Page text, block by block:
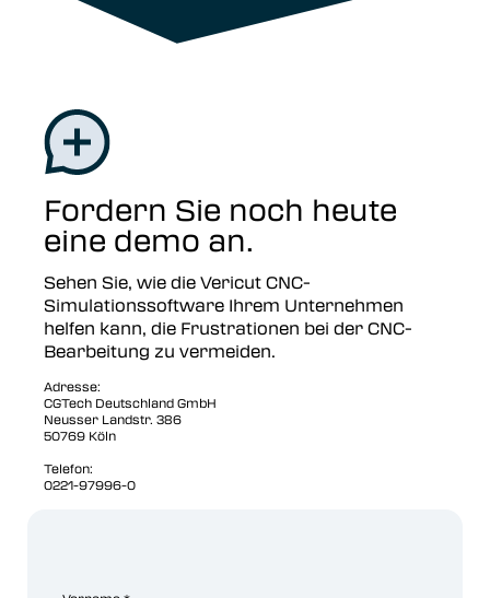
Fordern Sie noch heute
eine demo an.
Sehen Sie, wie die Vericut CNC-
Simulationssoftware Ihrem Unternehmen
helfen kann, die Frustrationen bei der CNC-
Bearbeitung zu vermeiden.
Adresse:
CGTech Deutschland GmbH
Neusser Landstr. 386
50769 Köln
Telefon:
0221-97996-0